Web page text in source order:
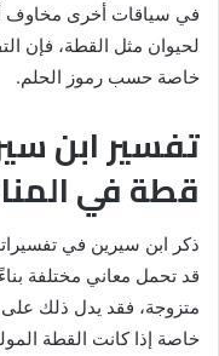
في سياقات أخرى مخاوف أو
لحيوان مثل القطة، فإن
خاصة حسب رموز الحلم.
تفسير ابن
قطة في
ذكر ابن سيرين في
قد تحمل معاني مختلفة
متزوجة، فقد يدل ذلك
خاصة إذا كانت القطة